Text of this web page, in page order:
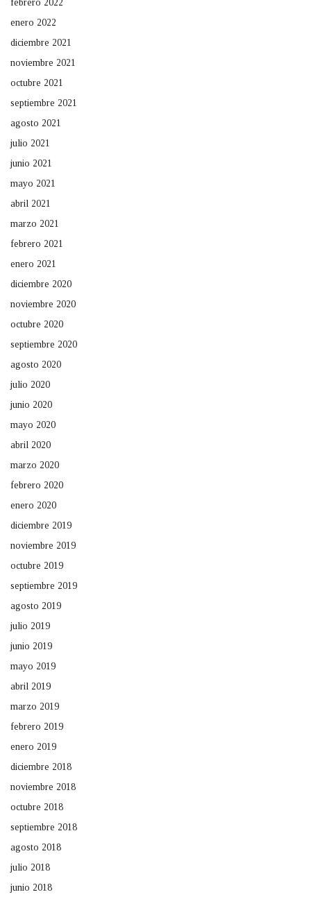
febrero 2022
enero 2022
diciembre 2021
noviembre 2021
octubre 2021
septiembre 2021
agosto 2021
julio 2021
junio 2021
mayo 2021
abril 2021
marzo 2021
febrero 2021
enero 2021
diciembre 2020
noviembre 2020
octubre 2020
septiembre 2020
agosto 2020
julio 2020
junio 2020
mayo 2020
abril 2020
marzo 2020
febrero 2020
enero 2020
diciembre 2019
noviembre 2019
octubre 2019
septiembre 2019
agosto 2019
julio 2019
junio 2019
mayo 2019
abril 2019
marzo 2019
febrero 2019
enero 2019
diciembre 2018
noviembre 2018
octubre 2018
septiembre 2018
agosto 2018
julio 2018
junio 2018